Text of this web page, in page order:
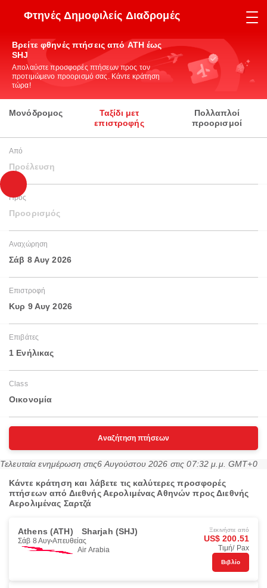
Φτηνές Δημοφιλείς Διαδρομές
Βρείτε φθηνές πτήσεις από ATH έως
SHJ
Απολαύστε προσφορές πτήσεων προς τον
προτιμώμενο προορισμό σας. Κάντε κράτηση
τώρα!
Μονόδρομος
Ταξίδι μετ
επιστροφής
Πολλαπλοί
προορισμοί
Από
Προέλευση
Προς
Προορισμός
Αναχώρηση
Σάβ 8 Αυγ 2026
Επιστροφή
Κυρ 9 Αυγ 2026
Επιβάτες
1 Ενήλικας
Class
Οικονομία
Αναζήτηση πτήσεων
Τελευταία ενημέρωση στις6 Αυγούστου 2026 στις 07:32 μ.μ. GMT+0
Κάντε κράτηση και λάβετε τις καλύτερες προσφορές
πτήσεων από Διεθνής Αερολιμένας Αθηνών προς Διεθνής
Αερολιμένας Σαρτζά
Athens (ATH) Sharjah (SHJ)
Σάβ 8 Αυγ Απευθείας
Air Arabia
Ξεκινήστε από
US$ 200.51
Τιμή/ Pax
Βιβλίο